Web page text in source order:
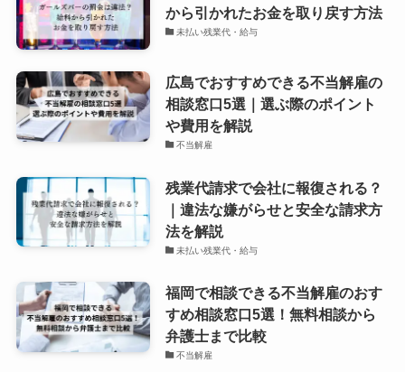
から引かれたお金を取り戻す方法
未払い残業代・給与
広島でおすすめできる不当解雇の
相談窓口5選｜選ぶ際のポイント
や費用を解説
不当解雇
残業代請求で会社に報復される？
｜違法な嫌がらせと安全な請求方
法を解説
未払い残業代・給与
福岡で相談できる不当解雇のおす
すめ相談窓口5選！無料相談から
弁護士まで比較
不当解雇